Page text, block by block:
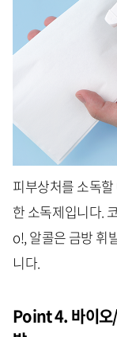
피부상처를 소독
한 소독제입니다.
o!, 알콜은 금방 휘
니다.
Point 4. 바이오/